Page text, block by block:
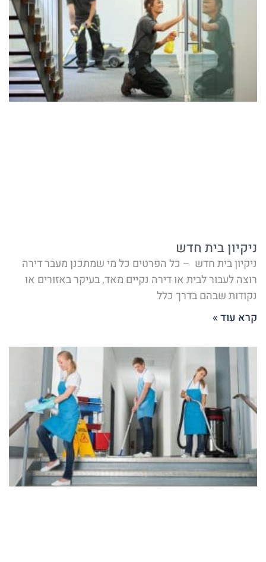
ניקיון בית חדש
ניקיון בית חדש – כל הפרטים כל מי שמתכנן מעבר דירה
רוצה לעבור לבית או דירה נקיים מאד, בעיקר באזורים או
נקודות שבהם בדרך כלל
קרא עוד »